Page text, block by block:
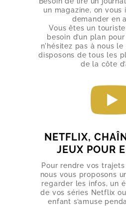
un magazine, on vous
demander en
Vous êtes un
besoin d’un plan
n'hésitez pas à nous le
disposons de tous les
de la côte
NETFLIX,
JEUX POUR
Pour rendre vos
nous vous proposons
regarder les infos, un
de vos séries Netflix
enfant s’amuse